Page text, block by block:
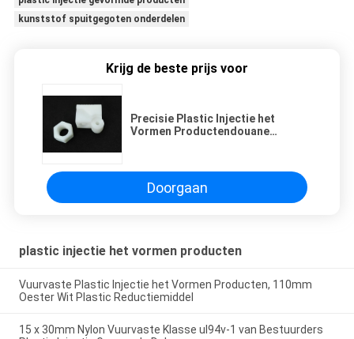
kunststof spuitgegoten onderdelen
Krijg de beste prijs voor
Precisie Plastic Injectie het
Vormen Productendouane
Doorgaan
plastic injectie het vormen producten
Vuurvaste Plastic Injectie het Vormen Producten, 110mm
Oester Wit Plastic Reductiemiddel
15 x 30mm Nylon Vuurvaste Klasse ul94v-1 van Bestuurders